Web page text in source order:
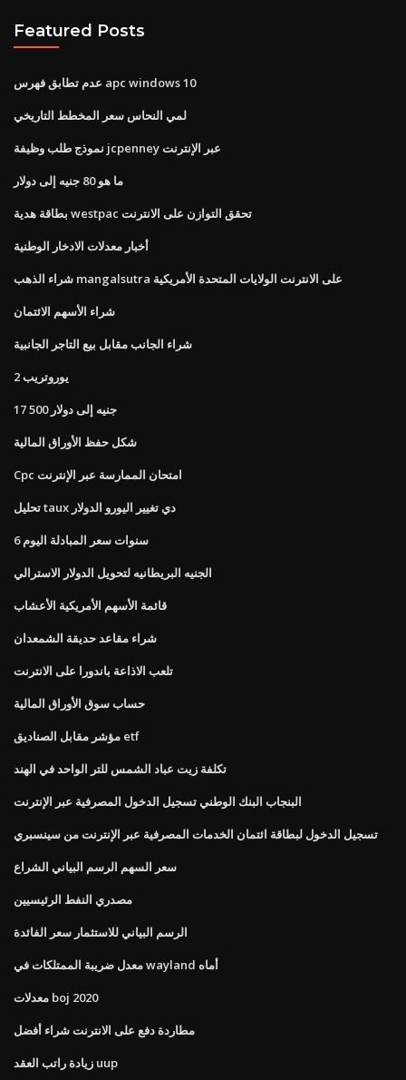
Featured Posts
عدم تطابق فهرس apc windows 10
لمي النحاس سعر المخطط التاريخي
نموذج طلب وظيفة jcpenney عبر الإنترنت
ما هو 80 جنيه إلى دولار
بطاقة هدية westpac تحقق التوازن على الانترنت
أخبار معدلات الادخار الوطنية
شراء الذهب mangalsutra على الانترنت الولايات المتحدة الأمريكية
شراء الأسهم الائتمان
شراء الجانب مقابل بيع التاجر الجانبية
يوروتريب 2
17 500 جنيه إلى دولار
شكل حفظ الأوراق المالية
Cpc امتحان الممارسة عبر الإنترنت
تحليل taux دي تغيير اليورو الدولار
6 سنوات سعر المبادلة اليوم
الجنيه البريطانيه لتحويل الدولار الاسترالي
قائمة الأسهم الأمريكية الأعشاب
شراء مقاعد حديقة الشمعدان
تلعب الاذاعة باندورا على الانترنت
حساب سوق الأوراق المالية
مؤشر مقابل الصناديق etf
تكلفة زيت عباد الشمس للتر الواحد في الهند
البنجاب البنك الوطني تسجيل الدخول المصرفية عبر الإنترنت
تسجيل الدخول لبطاقة ائتمان الخدمات المصرفية عبر الإنترنت من سينسبري
سعر السهم الرسم البياني الشراع
مصدري النفط الرئيسيين
الرسم البياني للاستثمار سعر الفائدة
معدل ضريبة الممتلكات في wayland أماه
معدلات boj 2020
مطاردة دفع على الانترنت شراء أفضل
زيادة راتب العقد uup